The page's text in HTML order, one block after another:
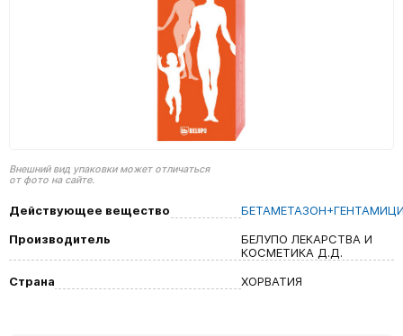
Внешний вид упаковки может отличаться
от фото на сайте.
Действующее вещество
Производитель
БЕЛУПО ЛЕКАРСТВА И
КОСМЕТИКА Д.Д.
Страна
ХОРВАТИЯ